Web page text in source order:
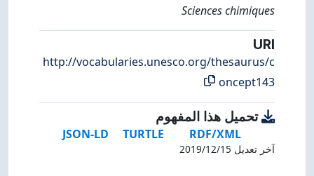
Sciences chimiques
URI
http://vocabularies.unesco.org/thesaurus/c
oncept143
تحميل هذا المفهوم
RDF/XML
TURTLE
JSON-LD
آخر تعديل 15‏/12‏/2019